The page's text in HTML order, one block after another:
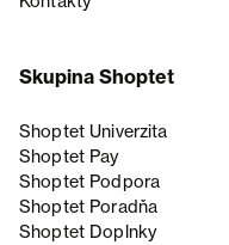
Skupina Shoptet
Shoptet Univerzita
Shoptet Pay
Shoptet Podpora
Shoptet Poradňa
Shoptet Doplnky